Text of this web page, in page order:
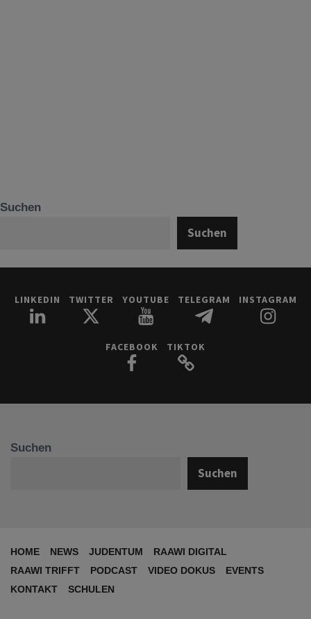
Suchen
Suchen
LINKEDIN TWITTER YOUTUBE TELEGRAM INSTAGRAM
FACEBOOK TIKTOK
Suchen
Suchen
HOME NEWS JUDENTUM
RAAWI DIGITAL
RAAWI TRIFFT
PODCAST VIDEO DOKUS
EVENTS
KONTAKT
SCHULEN